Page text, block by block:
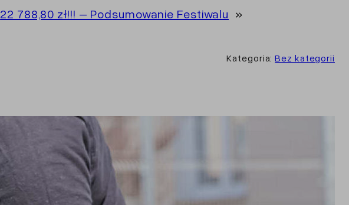
22 788,80 zł!!! – Podsumowanie Festiwalu »
Kategoria:Bez kategorii